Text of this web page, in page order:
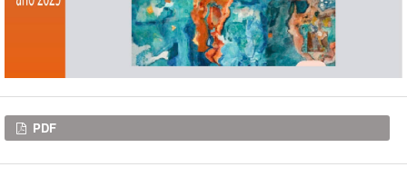
Descargas
PDF